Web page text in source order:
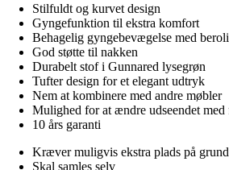
Stilfuldt og kurvet design
Gyngefunktion til ekstra komfort
Behagelig gyngebevægelse med
God støtte til nakken
Durabelt stof i Gunnared lysegrøn
Tufter design for et elegant udtryk
Nem at kombinere med andre møbler
Mulighed for at ændre udseendet
10 års garanti
Kræver muligvis ekstra plads på
Skal samles selv